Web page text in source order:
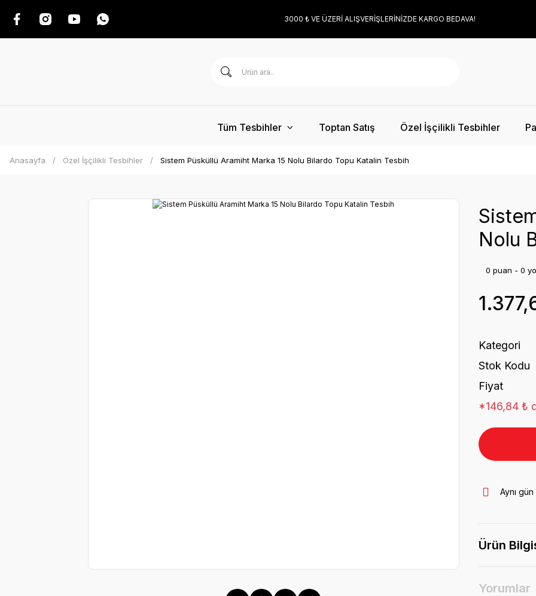
3000 ₺ VE ÜZERİ ALIŞVERİŞLERİNİZDE KARGO BEDAVA!
Tüm Tesbihler Toptan Satış Özel İşçilikli Tesbihler
Anasayfa Özel İşçilikli Tesbihler Sistem Püsküllü Aramiht Marka 15 Nolu Bilardo Topu Katalin Tesbih
Nolu
0 puan - 0
Kategori
Stok Kodu
Fiyat
*146,84 ₺
Aynı
Ürün
Yorumlar